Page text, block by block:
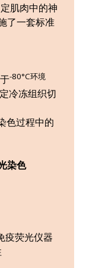
肌肉中的神
了一套标准
-80°C环境
冷冻组织切
色过程中的
染色
疫荧光仪器